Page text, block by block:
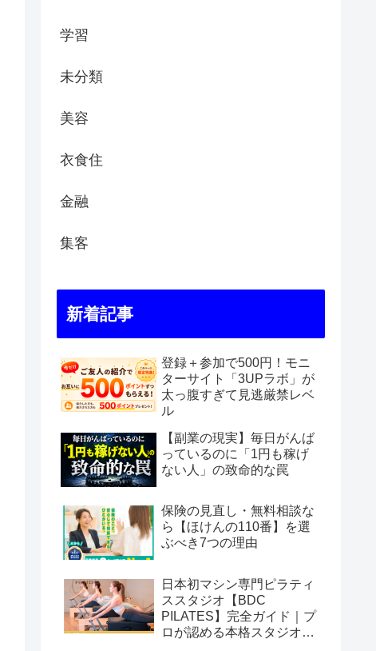
学習
未分類
美容
衣食住
金融
集客
新着記事
登録＋参加で500円！モニ
ターサイト「3UPラボ」が
太っ腹すぎて見逃厳禁レベ
ル
【副業の現実】毎日がんば
っているのに「1円も稼げ
ない人」の致命的な罠
保険の見直し・無料相談な
ら【ほけんの110番】を選
ぶべき7つの理由
日本初マシン専門ピラティ
ススタジオ【BDC
PILATES】完全ガイド｜プ
ロが認める本格スタジオの